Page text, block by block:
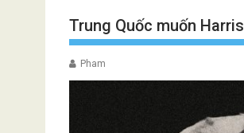
Trung Quốc muốn
Pham